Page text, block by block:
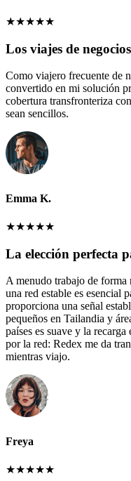
★★★★★
Los viajes de
Como viajero frecuente de
convertido en mi solución
cobertura transfronteriza
sean sencillos.
Emma K.
★★★★★
La elección perfecta
A menudo trabajo de forma
una red estable es esencial
proporciona una señal
pequeños en Tailandia y
países es suave y la
por la red: Redex me da
mientras viajo.
Freya
★★★★★